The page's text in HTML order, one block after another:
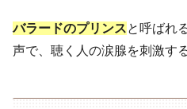
バラードのプリンスと呼ばれ
声で、聴く人の涙腺を刺激す